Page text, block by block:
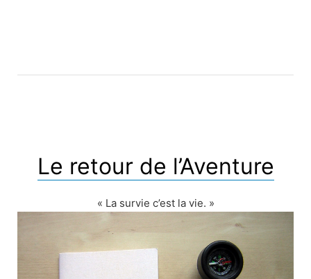
Le retour de l’Aventure
« La survie c’est la vie. »